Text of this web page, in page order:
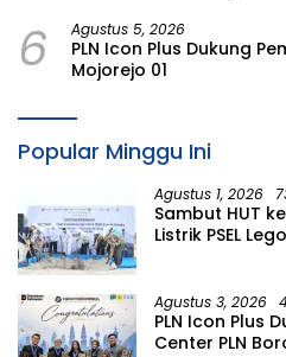
6 Agustus 5, 2026
PLN Icon Plus Dukung
Mojorejo 01
Popular Minggu Ini
Agustus 1, 2026
Sambut HUT
Listrik PSEL
Agustus 3, 2026
PLN Icon Plus
Center PLN